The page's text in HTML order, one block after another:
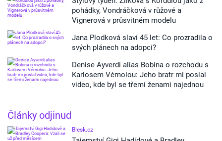
pohádky, Vondráčková v růžové a
Vignerová v průsvitném modelu
Jana Plodková slaví 45 let: Co prozradila o
svých plánech na adopci?
Denise Ayverdi alias Bobina o rozchodu s
Karlosem Vémolou: Jeho bratr mi poslal
video, kde byl se třemi ženami najednou
Články odjinud
Blesk.cz